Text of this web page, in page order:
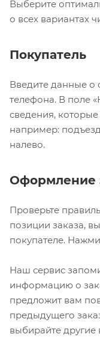
Выберите
о всех вариантах
Покупатель
Введите данные о
телефона. В поле
сведения, которые
например:
налево.
Оформление
Проверьте
позиции заказа,
покупателе.
Наш сервис
информацию о
предложит вам
предыдущего
выбирайте другие